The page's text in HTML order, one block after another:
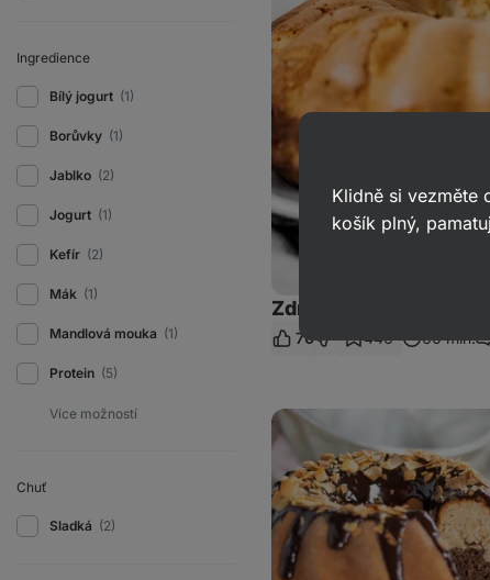
Ingredience
Bílý jogurt (1)
Borůvky (1)
Jablko (2)
Jogurt (1)
Kefír (2)
Mák (1)
Mandlová mouka (1)
Protein (5)
Chuť
Sladká (2)
mouky
Zdravá kefírová
70 446 60 min.
Dvoubarevná
kokosovo-
čokoládová
bábovka
Klidně si vezměte
košík plný,